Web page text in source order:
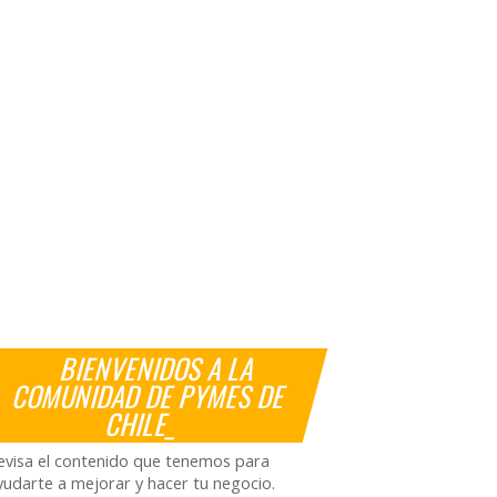
BIENVENIDOS A LA
COMUNIDAD DE PYMES DE
CHILE_
el contenido que tenemos para
a mejorar y hacer tu negocio.